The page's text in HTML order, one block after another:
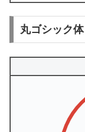
丸ゴシック体